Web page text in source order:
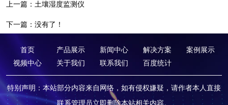
上一篇： 土壤湿度监测仪
下一篇：没有了！
首页 产品展示 新闻中心 解决方案
案例展示
视频中心
关于我们 联系我们 百度统计
特别声明：本站部分内容来自网络，如有侵权嫌疑，请作者本人直接
联系管理员立即删除本站相关内容。